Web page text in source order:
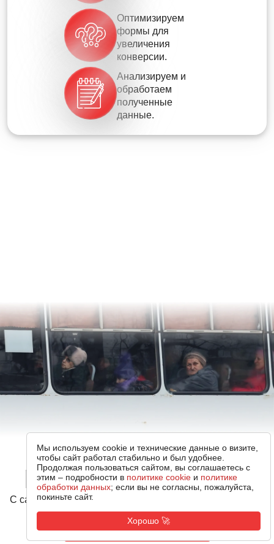
Оптимизируем
формы для
увеличения
конверсии.
Анализируем и
обработаем
полученные
данные.
реклама с 6:00 утра
С самого утра мы занимаем для вас очередь в рекламе
Запустить рекламу!
Мы используем cookie и технические данные о визите,
чтобы сайт работал стабильно и был удобнее.
Продолжая пользоваться сайтом, вы соглашаетесь с
этим – подробности в политике cookie и политике
обработки данных; если вы не согласны, пожалуйста,
покиньте сайт.
Хорошо 🚀